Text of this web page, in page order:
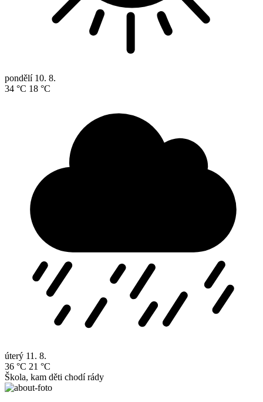
pondělí 10. 8.
34 °C 18 °C
úterý 11. 8.
36 °C 21 °C
Škola, kam děti chodí rády